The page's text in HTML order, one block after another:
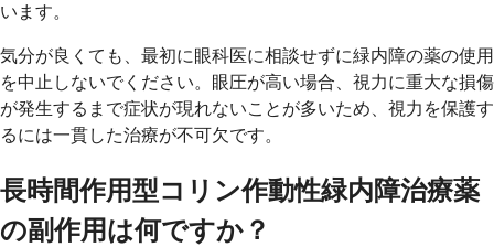
います。
気分が良くても、最初に眼科医に相談せずに緑内障の薬の使用
を中止しないでください。眼圧が高い場合、視力に重大な損傷
が発生するまで症状が現れないことが多いため、視力を保護す
るには一貫した治療が不可欠です。
長時間作用型コリン作動性緑内障治療薬
の副作用は何ですか？